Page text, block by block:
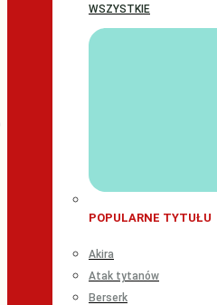
WSZYSTKIE
POPULARNE TYTUŁU
Akira
Atak tytanów
Berserk